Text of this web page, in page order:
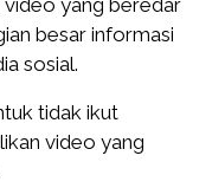
video yang beredar
besar informasi
sosial.
tidak ikut
video yang